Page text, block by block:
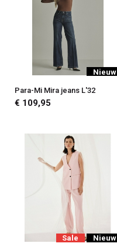
Nieuw
Para-Mi Mira jeans L'32
€ 109,95
Sale
Nieuw